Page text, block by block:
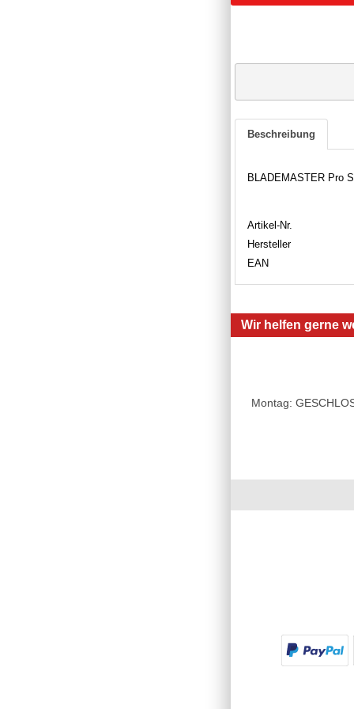
Beschreibung
BLADEMASTER Pro
Artikel-Nr.
Hersteller
EAN
Wir helfen gerne
Montag: